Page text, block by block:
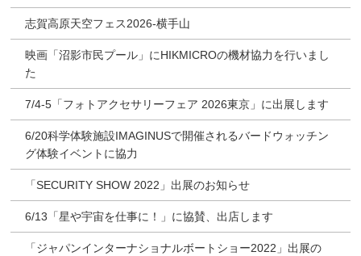
志賀高原天空フェス2026‐横手山
映画「沼影市民プール」にHIKMICROの機材協力を行いまし
た
7/4-5「フォトアクセサリーフェア 2026東京」に出展します
6/20科学体験施設IMAGINUSで開催されるバードウォッチン
グ体験イベントに協力
「SECURITY SHOW 2022」出展のお知らせ
6/13「星や宇宙を仕事に！」に協賛、出店します
「ジャパンインターナショナルボートショー2022」出展の